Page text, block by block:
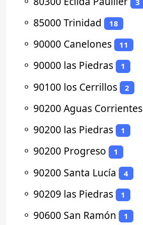
⚬ 85000 Trinidad 18
⚬ 90000 Canelones 11
⚬ 90000 las Piedras 1
⚬ 90100 los Cerrillos 2
⚬ 90200 Aguas Corrientes
⚬ 90200 las Piedras 1
⚬ 90200 Progreso 1
⚬ 90200 Santa Lucía 4
⚬ 90209 las Piedras 1
⚬ 90600 San Ramón 1